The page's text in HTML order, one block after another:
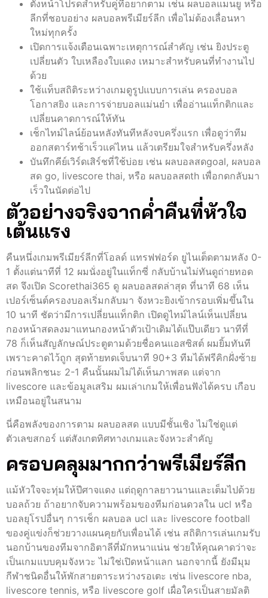
ตั้งหน้าโปรดสำหรับคู่ที่อยากตาม เช่น ผลบอลแมนยู หรือ
ลีกที่ชอบอย่าง ผลบอลพรีเมียร์ลีก เพื่อไม่ต้องเลื่อนหา
ใหม่ทุกครั้ง
เปิดการแจ้งเตือนเฉพาะเหตุการณ์สำคัญ เช่น ยิงประตู
เปลี่ยนตัว ใบเหลืองใบแดง เหมาะสำหรับคนที่ทำงานไป
ด้วย
ใช้แท็บสถิติระหว่างเกมดูรูปแบบการเล่น ครองบอล
โอกาสยิง และการจ่ายบอลแม่นยำ เพื่ออ่านแท็กติกและ
เปลี่ยนคาดการณ์ให้ทัน
เช็กไทม์ไลน์ย้อนหลังทันทีหลังจบครึ่งแรก เพื่อดูว่าทีม
ออกสตาร์ทช้าเร็วแค่ไหน แล้วเตรียมใจสำหรับครึ่งหลัง
บันทึกคีย์เวิร์ดเสิร์ชที่ใช้บ่อย เช่น ผลบอลสดgoal, ผลบอล
สด go, livescore thai, หรือ ผลบอลสดth เพื่อกดกลับมา
เร็วในนัดต่อไป
ตัวอย่างจริงจากค่ำคืนที่หัวใจ
เต้นแรง
คืนหนึ่งเกมพรีเมียร์ลีกที่โอลด์ แทรฟฟอร์ด ยูไนเต็ดตามหลัง 0-
1 ตั้งแต่นาทีที่ 12 ผมนั่งอยู่ในแท็กซี่ กลับบ้านไม่ทันดูถ่ายทอด
สด จึงเปิด Scorethai365 ดู ผลบอลสดล่าสุด ที่นาที 68 เห็น
เปอร์เซ็นต์ครองบอลเริ่มกลับมา จังหวะยิงเข้ากรอบเพิ่มขึ้นใน
10 นาที ชัดว่ามีการเปลี่ยนแท็กติก เปิดดูไทม์ไลน์เห็นเปลี่ยน
กองหน้าสดลงมาแทนกองหน้าตัวเป้าเดิมได้แป๊บเดียว นาทีที่
78 ก็เห็นสัญลักษณ์ประตูตามด้วยชื่อคนแอสซิสต์ ผมยิ้มทันที
เพราะคาดไว้ถูก สุดท้ายทดเจ็บนาที 90+3 ทีมได้ฟรีคิกฝั่งซ้าย
ก่อนพลิกชนะ 2-1 คืนนั้นผมไม่ได้เห็นภาพสด แต่จาก
livescore และข้อมูลเสริม ผมเล่าเกมให้เพื่อนฟังได้ครบ เกือบ
เหมือนอยู่ในสนาม
นี่คือพลังของการตาม ผลบอลสด แบบมีชั้นเชิง ไม่ใช่ดูแต่
ตัวเลขสกอร์ แต่สังเกตทิศทางเกมและจังหวะสำคัญ
ครอบคลุมมากกว่าพรีเมียร์ลีก
แม้หัวใจจะทุ่มให้ปีศาจแดง แต่ฤดูกาลยาวนานและเต็มไปด้วย
บอลถ้วย ถ้าอยากจับความพร้อมของทีมก่อนดวลใน ucl หรือ
บอลยุโรปอื่นๆ การเช็ก ผลบอล ucl และ livescore football
ของคู่แข่งก็ช่วยวางแผนคุยกับเพื่อนได้ เช่น สถิติการเล่นเกมรับ
นอกบ้านของทีมจากอิตาลีที่มักหนาแน่น ช่วยให้คุณคาดว่าจะ
เป็นเกมแบบคุมจังหวะ ไม่ใช่เปิดหน้าแลก นอกจากนี้ ยังมีมุม
กีฬาชนิดอื่นให้พักสายตาระหว่างรอเตะ เช่น livescore nba,
livescore tennis, หรือ livescore golf เผื่อใครเป็นสายมัลติ